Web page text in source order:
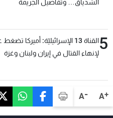
A+
A-
الشدياق… وتفاصيل الجريمة
5
القناة 13 الإسرائيليّة: أميركا
لإنهاء القتال في إيران ولبنان وغزة